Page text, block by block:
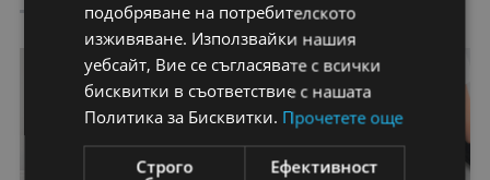
26% 50%
подобряване на потребителското
изживяване. Използвайки нашия
уебсайт, Вие се съгласявате с всички
бисквитки в съответствие с нашата
Политика за Бисквитки. Прочетете още
Строго
Ефективност